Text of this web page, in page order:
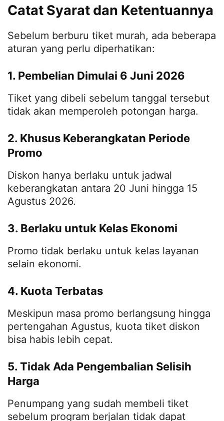
Catat Syarat dan Ketentuannya
Sebelum berburu tiket murah, ada beberapa
aturan yang perlu diperhatikan:
1. Pembelian Dimulai 6 Juni 2026
Tiket yang dibeli sebelum tanggal tersebut
tidak akan memperoleh potongan harga.
2. Khusus Keberangkatan Periode
Promo
Diskon hanya berlaku untuk jadwal
keberangkatan antara 20 Juni hingga 15
Agustus 2026.
3. Berlaku untuk Kelas Ekonomi
Promo tidak berlaku untuk kelas layanan
selain ekonomi.
4. Kuota Terbatas
Meskipun masa promo berlangsung hingga
pertengahan Agustus, kuota tiket diskon
bisa habis lebih cepat.
5. Tidak Ada Pengembalian Selisih
Harga
Penumpang yang sudah membeli tiket
sebelum program berjalan tidak dapat